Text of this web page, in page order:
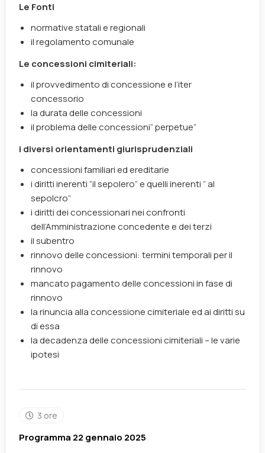
Le Fonti
normative statali e regionali
il regolamento comunale
Le concessioni cimiteriali:
il provvedimento di concessione e l’iter
concessorio
la durata delle concessioni
il problema delle concessioni” perpetue”
i diversi orientamenti giurisprudenziali
concessioni familiari ed ereditarie
i diritti inerenti “il sepolero” e quelli inerenti ” al
sepolcro”
i diritti dei concessionari nei confronti
dell’Amministrazione concedente e dei terzi
il subentro
rinnovo delle concessioni: termini temporali per il
rinnovo
mancato pagamento delle concessioni in fase di
rinnovo
la rinuncia alla concessione cimiteriale ed ai diritti su
di essa
la decadenza delle concessioni cimiteriali – le varie
ipotesi
3 ore
Programma 22 gennaio 2025